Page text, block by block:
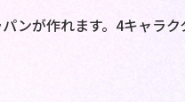
ンが作れます。4キャラ